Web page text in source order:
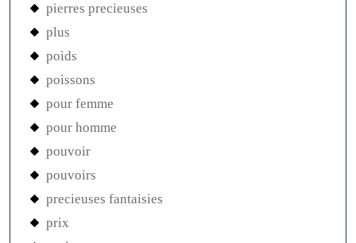
pierres precieuses
plus
poids
poissons
pour femme
pour homme
pouvoir
pouvoirs
precieuses fantaisies
prix